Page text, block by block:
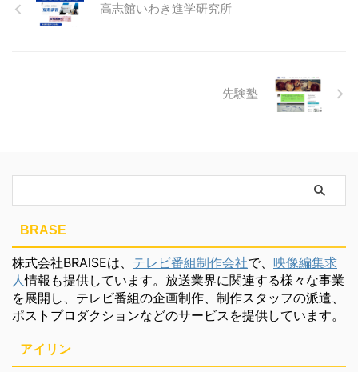
高志館いわき進学研究所
先験塾
BRASE
株式会社BRAISEは、 テレビ番組制作会社で、 映像編集求
人情報も提供しています。放送業界に関連する様々な事業
を展開し、テレビ番組の企画制作、制作スタッフの派遣、
ポストプロダクションなどのサービスを提供しています。
アイリン